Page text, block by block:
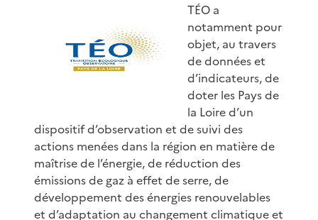
TÉO a
notamment pour
objet, au travers
de données et
d’indicateurs, de
doter les Pays de
la Loire d’un
dispositif d’observation et de suivi des
actions menées dans la région en matière de
maîtrise de l’énergie, de réduction des
émissions de gaz à effet de serre, de
développement des énergies renouvelables
et d’adaptation au changement climatique et